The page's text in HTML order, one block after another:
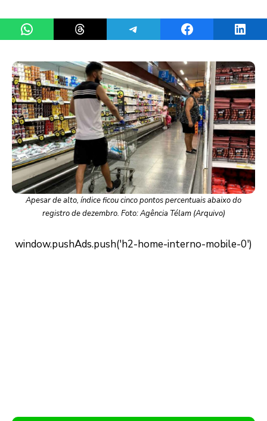
Share on WhatsAppShare on ThreadsShare on TelegramShare on Facebook
Apesar de alto, índice ficou cinco pontos percentuais abaixo do
registro de dezembro. Foto: Agência Télam (Arquivo)